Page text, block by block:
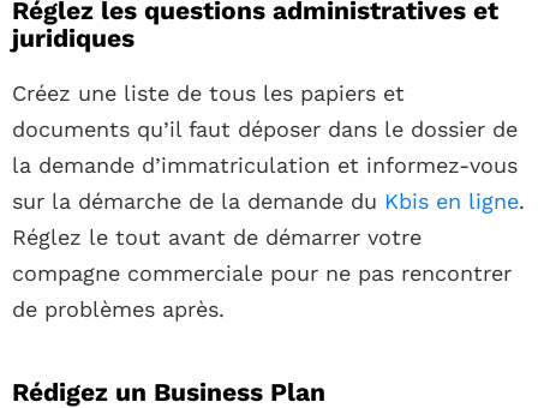
Réglez les questions administratives et
juridiques
Créez une liste de tous les papiers et
documents qu’il faut déposer dans le dossier de
la demande d’immatriculation et informez-vous
sur la démarche de la demande du Kbis en ligne.
Réglez le tout avant de démarrer votre
compagne commerciale pour ne pas rencontrer
de problèmes après.
Rédigez un Business Plan